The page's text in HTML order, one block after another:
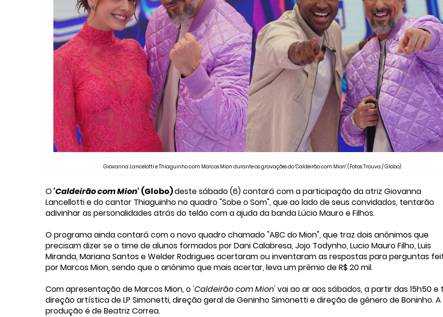
Giovanna Lancelotti e Thiaguinho com Marcos Mion durante as gravações do 'Caldeirão com Mion'. (Fotos: Trouva / Globo)
O'Caldeirão com Mion'(Globo)deste sábado (6) contará com a participação da atriz Giovanna
Lancellotti e do cantor Thiaguinho no quadro "Sobe o Som", que ao lado de seus convidados, tentarão
adivinhar as personalidades atrás do telão com a ajuda da banda Lúcio Mauro e Filhos.
O programa ainda contará com o novo quadro chamado "ABC do Mion", que traz dois anônimos que
precisam dizer se o time de alunos formados por Dani Calabresa, Jojo Todynho, Lucio Mauro Filho, Luis
Miranda, Mariana Santos e Welder Rodrigues acertaram ou inventaram as respostas para perguntas
por Marcos Mion, sendo que o anônimo que mais acertar, leva um prêmio de R$ 20 mil.
Com apresentação de Marcos Mion, o'Caldeirão com Mion'vai ao ar aos sábados, a partir das 15h50 e
direção artística de LP Simonetti, direção geral de Geninho Simonetti e direção de gênero de Boninho. A
produção é de Beatriz Correa.